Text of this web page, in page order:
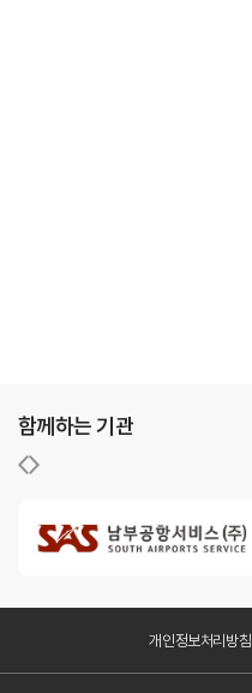
함께하는 기관
개인정보처리방침